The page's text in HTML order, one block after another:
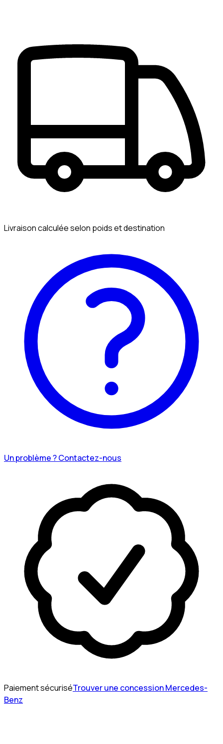
Livraison calculée selon poids et destination
Un problème ? Contactez-nous
Paiement sécuriséTrouver une concession Mercedes-
Benz